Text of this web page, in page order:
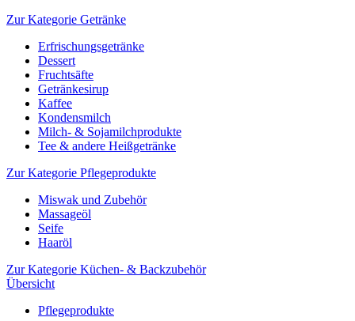
Zur Kategorie Getränke
Erfrischungsgetränke
Dessert
Fruchtsäfte
Getränkesirup
Kaffee
Kondensmilch
Milch- & Sojamilchprodukte
Tee & andere Heißgetränke
Zur Kategorie Pflegeprodukte
Miswak und Zubehör
Massageöl
Seife
Haaröl
Zur Kategorie Küchen- & Backzubehör
Übersicht
Pflegeprodukte